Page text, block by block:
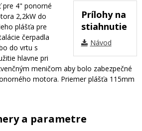
Prílohy na
stiahnutie
Návod
pre 4" ponorné
2,2kW do
plášťa pre
čerpadla
do vrtu s
hlavne pri
meničom aby bolo zabezpečné
motora. Priemer plášťa 115mm
a parametre